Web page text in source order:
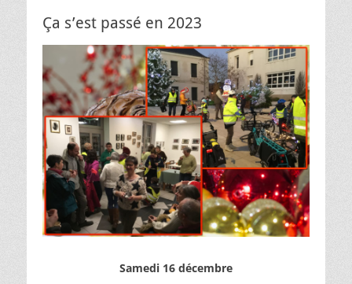
Ça s’est passé en 2023
Samedi 16 décembre